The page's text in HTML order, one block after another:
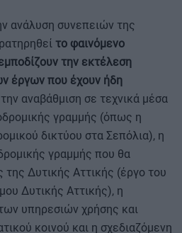
ανάλυση συνεπειών της
το φαινόμενο
την εκτέλεση
έργων που έχουν ήδη
αναβάθμιση σε τεχνικά μέσα
γραμμής (όπως η
δικτύου στα Σεπόλια), η
γραμμής που θα
της Δυτικής Αττικής (έργο του
Δυτικής Αττικής), η
υπηρεσιών χρήσης και
κοινού και η σχεδιαζόμενη